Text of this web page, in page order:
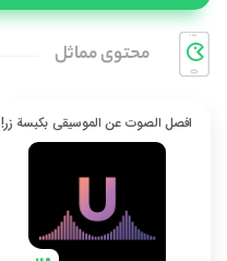
محتوی مماثل
افصل الصوت عن الموسيقى بكبسة زر!